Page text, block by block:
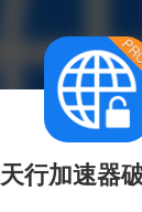
天行加速器